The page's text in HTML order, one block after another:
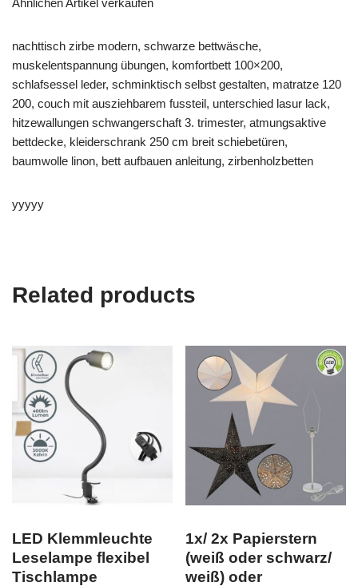
Ähnlichen Artikel verkaufen
nachttisch zirbe modern, schwarze bettwäsche,
muskelentspannung übungen, komfortbett 100×200,
schlafsessel leder, schminktisch selbst gestalten, matratze 120
200, couch mit ausziehbarem fussteil, unterschied lasur lack,
hitzewallungen schwangerschaft 3. trimester, atmungsaktive
bettdecke, kleiderschrank 250 cm breit schiebetüren,
baumwolle linon, bett aufbauen anleitung, zirbenholzbetten
yyyyy
Related products
LED Klemmleuchte
Leselampe flexibel
Tischlampe
1x/ 2x Papierstern
(weiß oder schwarz/
weiß) oder